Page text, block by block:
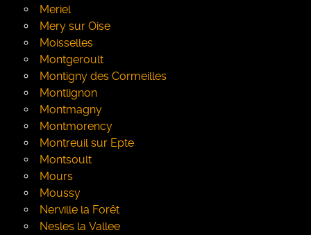
Meriel
Mery sur Oise
Moisselles
Montgeroult
Montigny des Cormeilles
Montlignon
Montmagny
Montmorency
Montreuil sur Epte
Montsoult
Mours
Moussy
Nerville la Forêt
Nesles la Vallee